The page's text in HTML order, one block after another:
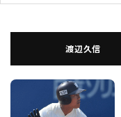
渡辺久信